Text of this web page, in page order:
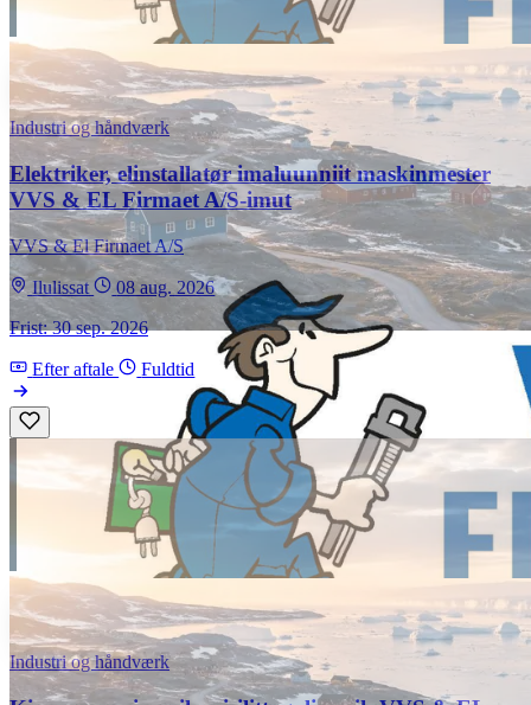
Industri og håndværk
Elektriker, elinstallatør imaluunniit maskinmester
VVS & EL Firmaet A/S-imut
VVS & El Firmaet A/S
Ilulissat
08 aug. 2026
Frist: 30 sep. 2026
Efter aftale Fuldtid
Industri og håndværk